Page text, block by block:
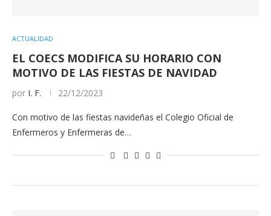
ACTUALIDAD
EL COECS MODIFICA SU HORARIO CON
MOTIVO DE LAS FIESTAS DE NAVIDAD
por I. F. 22/12/2023
Con motivo de las fiestas navideñas el Colegio Oficial de
Enfermeros y Enfermeras de…